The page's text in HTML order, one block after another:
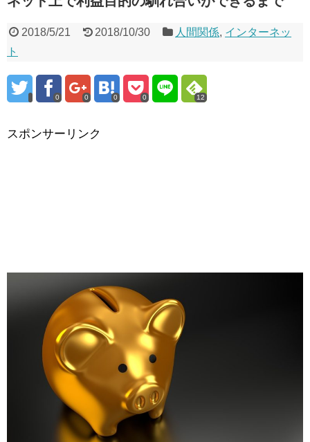
2018/5/21 2018/10/30 人間関係, インターネッ
ト
0 0 0 0 12
スポンサーリンク